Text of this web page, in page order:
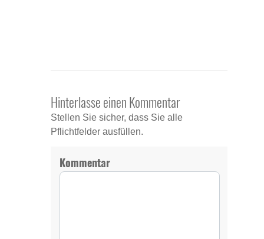
Hinterlasse einen Kommentar
Stellen Sie sicher, dass Sie alle
Pflichtfelder ausfüllen.
Kommentar